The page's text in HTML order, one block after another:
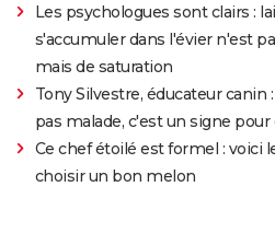
Les psychologues sont clairs :
s'accumuler dans l'évier n'est
mais de saturation
Tony Silvestre, éducateur
pas malade, c'est un signe
Ce chef étoilé est formel : voici
choisir un bon melon